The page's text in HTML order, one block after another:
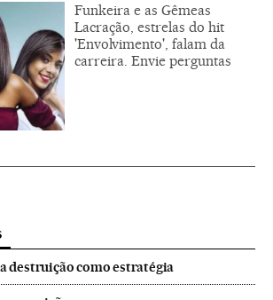
Funkeira e as Gêmeas
Lacração, estrelas do hit
'Envolvimento', falam da
carreira. Envie perguntas
destruição como estratégia